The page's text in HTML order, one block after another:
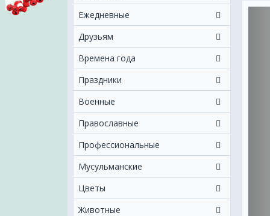
Ежeдневные
Друзьям
Времена года
Праздники
Военные
Православные
Профессиональные
Мусульманские
Цветы
Животные